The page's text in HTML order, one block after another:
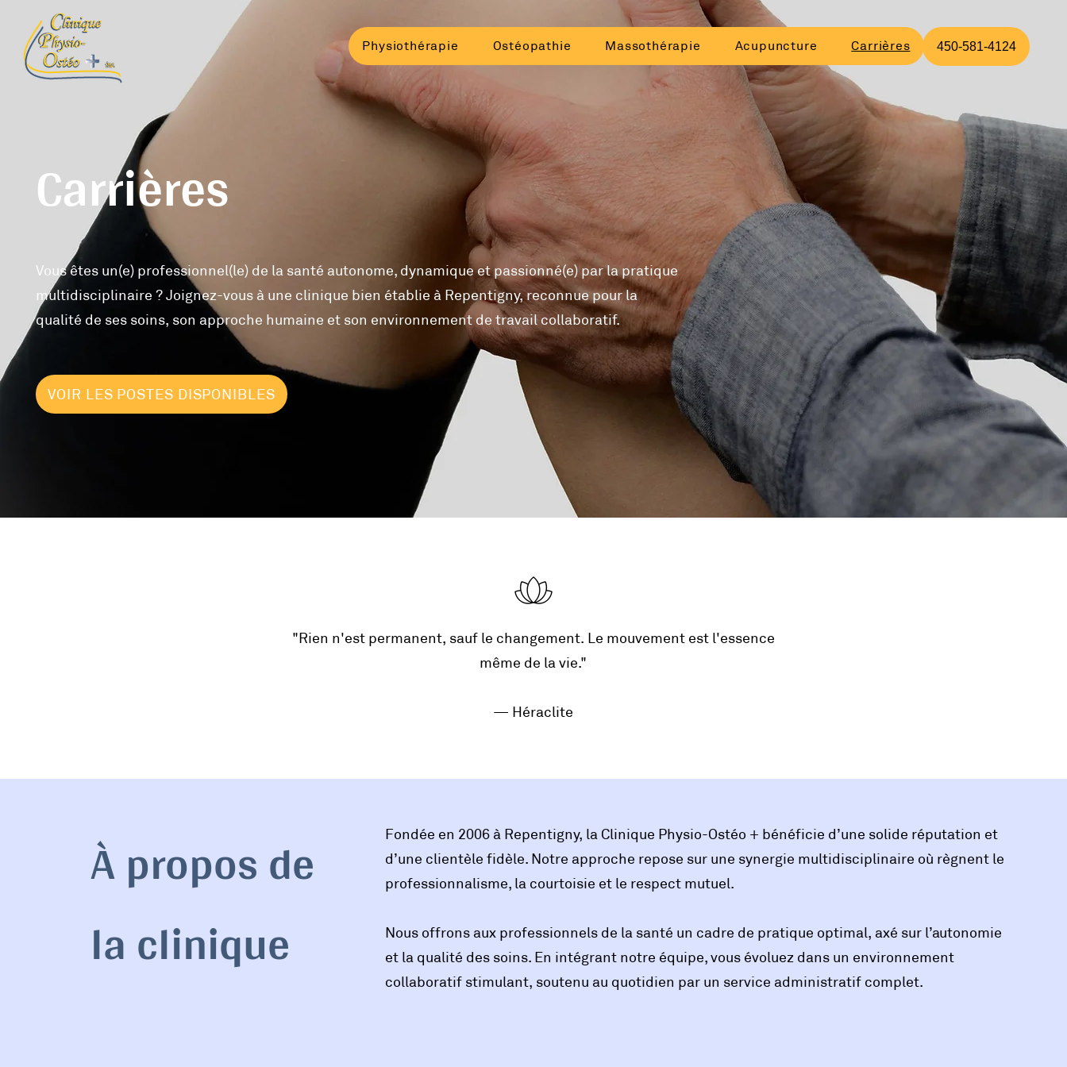
Physiothérapie Ostéopathie Massothérapie Acupuncture Carrières 450-581-4124
Carrières
Vous êtes un(e) professionnel(le) de la santé autonome, dynamique et passionné(e) par la pratique
multidisciplinaire ? Joignez-vous à une clinique bien établie à Repentigny, reconnue pour la
qualité de ses soins, son approche humaine et son environnement de travail collaboratif.
VOIR LES POSTES DISPONIBLES
"Rien n'est permanent, sauf le changement. Le mouvement est l'essence
même de la vie."
— Héraclite
À propos de
la clinique
Fondée en 2006 à Repentigny, la Clinique Physio-Ostéo + bénéficie d’une solide réputation et
d’une clientèle fidèle. Notre approche repose sur une synergie multidisciplinaire où règnent le
professionnalisme, la courtoisie et le respect mutuel.
Nous offrons aux professionnels de la santé un cadre de pratique optimal, axé sur l’autonomie
et la qualité des soins. En intégrant notre équipe, vous évoluez dans un environnement
collaboratif stimulant, soutenu au quotidien par un service administratif complet.